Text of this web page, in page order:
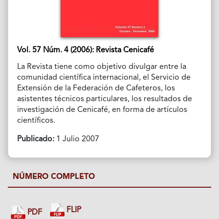
Vol. 57 Núm. 4 (2006): Revista Cenicafé
La Revista tiene como objetivo divulgar entre la
comunidad científica internacional, el Servicio de
Extensión de la Federación de Cafeteros, los
asistentes técnicos particulares, los resultados de
investigación de Cenicafé, en forma de artículos
científicos.
Publicado:1 Julio 2007
NÚMERO COMPLETO
PDF FLIP